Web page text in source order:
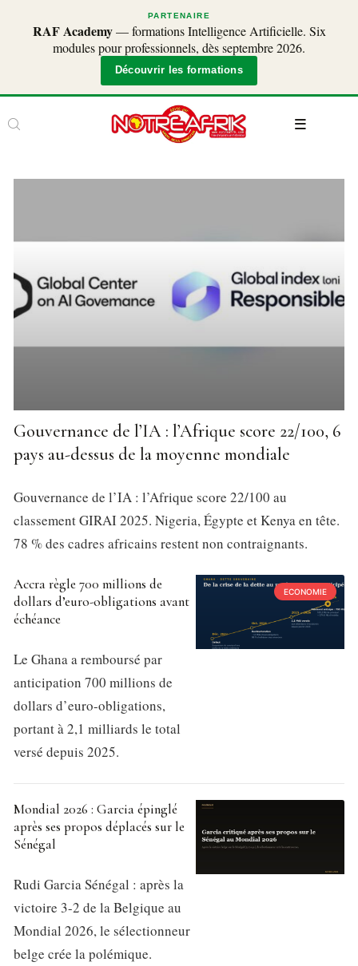
PARTENAIRE
RAF Academy— formations Intelligence Artificielle. Six
modules pour professionnels, dès septembre 2026.
Découvrir les formations
Gouvernance de l’IA : l’Afrique score 22/100, 6
pays au-dessus de la moyenne mondiale
Gouvernance de l’IA : l’Afrique score 22/100 au
classement GIRAI 2025. Nigeria, Égypte et Kenya en tête.
78 % des cadres africains restent non contraignants.
ECONOMIE
Accra règle 700 millions de
dollars d’euro-obligations avant
échéance
Le Ghana a remboursé par
anticipation 700 millions de
dollars d’euro-obligations,
portant à 2,1 milliards le total
versé depuis 2025.
Mondial 2026 : Garcia épinglé
après ses propos déplacés sur le
Sénégal
Rudi Garcia Sénégal : après la
victoire 3-2 de la Belgique au
Mondial 2026, le sélectionneur
belge crée la polémique.